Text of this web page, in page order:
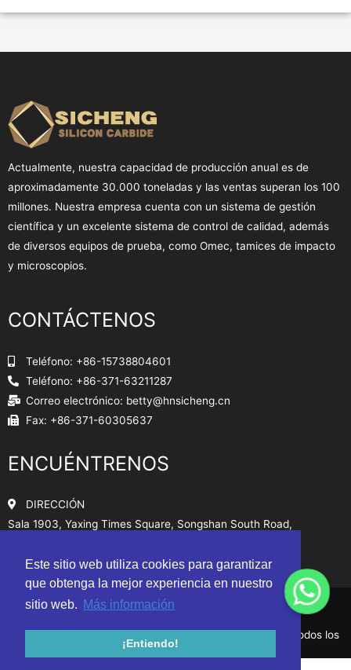
Este sitio web utiliza cookies para garantizar
que obtenga la mejor experiencia en nuestro
sitio web. Más información
¡Entiendo!
Actualmente, nuestra capacidad de producción anual es de
aproximadamente 30.000 toneladas y las ventas superan los 100
millones. Nuestra empresa cuenta con un sistema de gestión
científica y un excelente sistema de control de calidad, además
de diversos equipos de prueba, como Omec, tamices de impacto
y microscopios.
CONTÁCTENOS
Teléfono: +86-15738804601
Teléfono: +86-371-63211287
Correo electrónico: betty@hnsicheng.cn
Fax: +86-371-60305637
ENCUÉNTRENOS
DIRECCIÓN
Sala 1903, Yaxing Times Square, Songshan South Road,
Mapa del sitio
© Henan Sicheng Abrasives Tech Co., Ltd. 2010-2024 Todos los
derechos reservados.